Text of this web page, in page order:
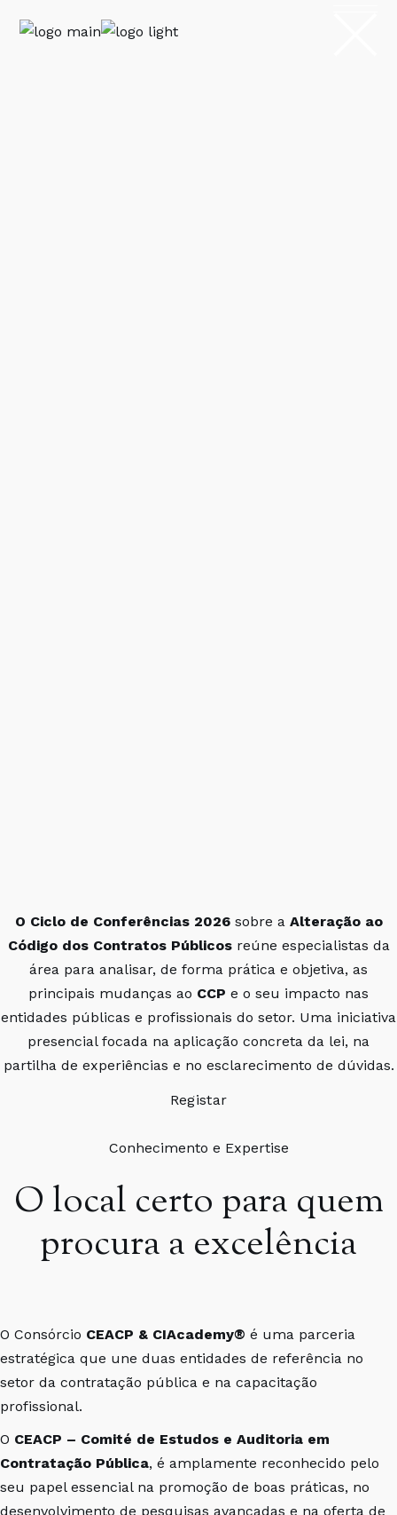
O Ciclo de Conferências 2026sobre aAlteração ao
Código dos Contratos Públicosreúne especialistas da
área para analisar, de forma prática e objetiva, as
principais mudanças ao CCP e o seu impacto nas
entidades públicas e profissionais do setor. Uma iniciativa
presencial focada na aplicação concreta da lei, na
partilha de experiências e no esclarecimento de dúvidas.
Registar
Conhecimento e Expertise
O local certo para quem
procura a excelência
O Consórcio CEACP & CIAcademy® é uma parceria
estratégica que une duas entidades de referência no
setor da contratação pública e na capacitação
profissional.
O CEACP – Comité de Estudos e Auditoria em
Contratação Pública, é amplamente reconhecido pelo
seu papel essencial na promoção de boas práticas, no
desenvolvimento de pesquisas avançadas e na oferta de